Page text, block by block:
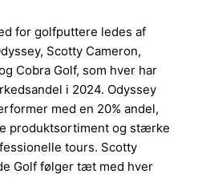
for golfputtere ledes af
Scotty Cameron,
Cobra Golf, som hver har
i 2024. Odyssey
med en 20% andel,
produktsortiment og stærke
tours. Scotty
Golf følger tæt med hver